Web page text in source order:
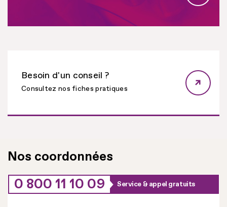
Besoin d'un conseil ?
Consultez nos fiches pratiques
Nos coordonnées
0 800 11 10 09 Service & appel gratuits